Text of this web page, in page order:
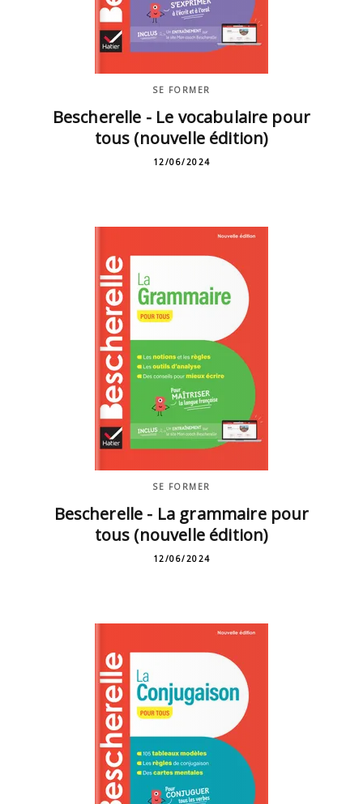
SE FORMER
Bescherelle - Le vocabulaire pour
tous (nouvelle édition)
12/06/2024
SE FORMER
Bescherelle - La grammaire pour
tous (nouvelle édition)
12/06/2024